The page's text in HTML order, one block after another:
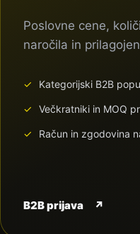
Poslovne cene,
naročila in
Kategorijski B2B
Večkratniki in MOQ
Račun in zgodovina
B2B prijava ↗